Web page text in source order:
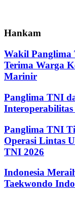
Hankam
Wakil Panglima
Terima Warga
Marinir
Panglima TNI
Panglima TNI
Operasi Lintas
TNI 2026
Indonesia
Taekwondo